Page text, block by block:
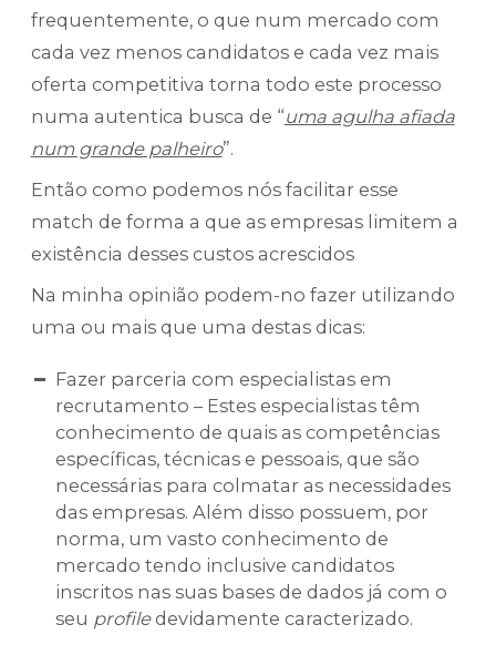
frequentemente, o que num mercado com
cada vez menos candidatos e cada vez mais
oferta competitiva torna todo este processo
numa autentica busca de “uma agulha afiada
num grande palheiro”.
Então como podemos nós facilitar esse
match de forma a que as empresas limitem a
existência desses custos acrescidos
Na minha opinião podem-no fazer utilizando
uma ou mais que uma destas dicas:
Fazer parceria com especialistas em
recrutamento – Estes especialistas têm
conhecimento de quais as competências
específicas, técnicas e pessoais, que são
necessárias para colmatar as necessidades
das empresas. Além disso possuem, por
norma, um vasto conhecimento de
mercado tendo inclusive candidatos
inscritos nas suas bases de dados já com o
seu profiledevidamente caracterizado.